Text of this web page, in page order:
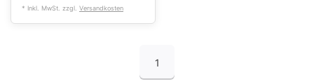
* Inkl. MwSt. zzgl. Versandkosten
1